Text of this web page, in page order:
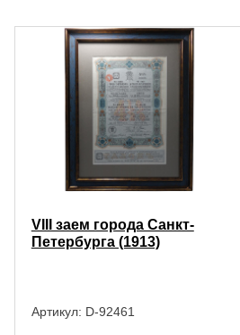
VIII заем города Санкт-
Петербурга (1913)
Артикул: D-92461